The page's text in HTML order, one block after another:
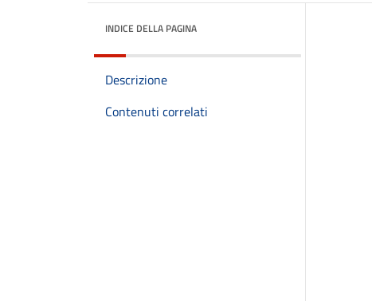
INDICE DELLA PAGINA
Descrizione
Contenuti correlati